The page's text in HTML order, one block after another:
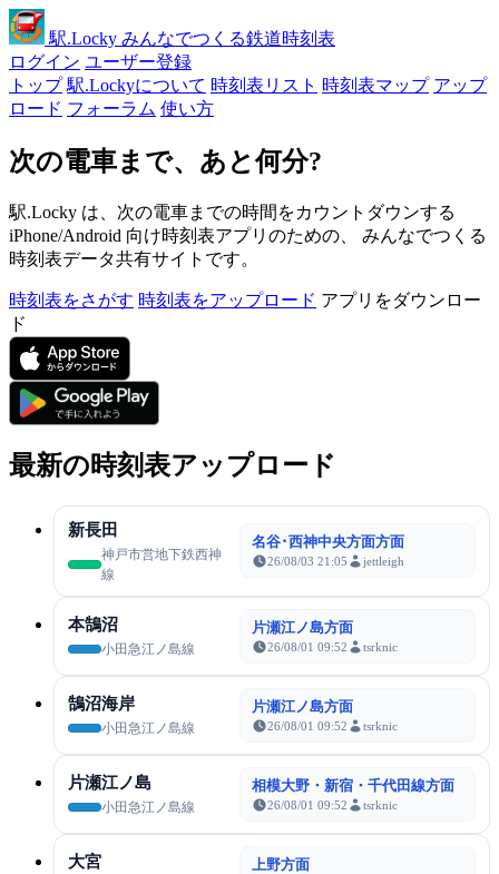
駅.Locky みんなでつくる鉄道時刻表
ログイン ユーザー登録
トップ 駅.Lockyについて 時刻表リスト 時刻表マップ アップ
ロード フォーラム 使い方
次の電車まで、あと何分?
駅.Locky は、次の電車までの時間をカウントダウンする
iPhone/Android 向け時刻表アプリのための、 みんなでつくる
時刻表データ共有サイトです。
時刻表をさがす 時刻表をアップロード アプリをダウンロー
ド
最新の時刻表アップロード
新長田
神戸市営地下鉄西神
線
名谷･西神中央方面方面
26/08/03 21:05 jettleigh
本鵠沼
小田急江ノ島線
片瀬江ノ島方面
26/08/01 09:52 tsrknic
鵠沼海岸
小田急江ノ島線
片瀬江ノ島方面
26/08/01 09:52 tsrknic
片瀬江ノ島
小田急江ノ島線
相模大野・新宿・千代田線方面
26/08/01 09:52 tsrknic
大宮 上野方面